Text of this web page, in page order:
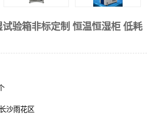
验箱非标定制 恒温恒湿柜 低耗
沙雨花区